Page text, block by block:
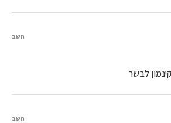
לבשר
השב
השב